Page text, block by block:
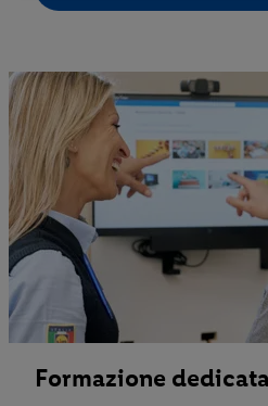
Formazione
Le nostre informazioni legali sono